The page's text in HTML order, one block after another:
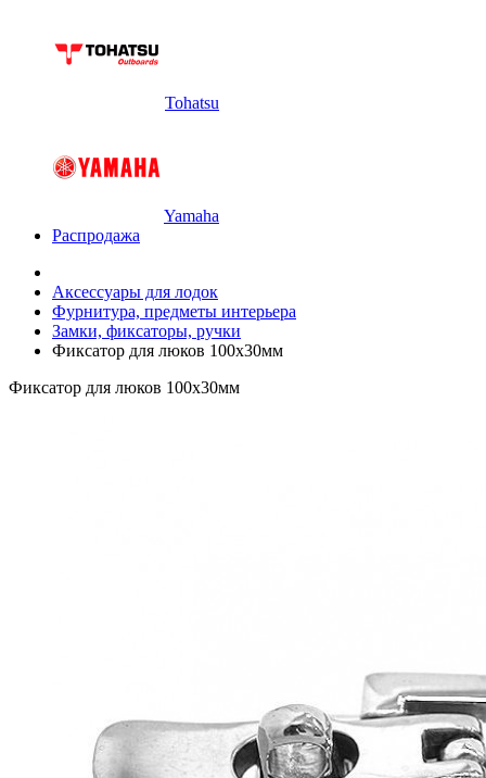
Tohatsu
Yamaha
Распродажа
Аксессуары для лодок
Фурнитура, предметы интерьера
Замки, фиксаторы, ручки
Фиксатор для люков 100х30мм
Фиксатор для люков 100х30мм